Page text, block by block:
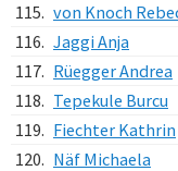
115. von Knoch
116. Jaggi Anja
117. Rüegger Andrea
118. Tepekule Burcu
119. Fiechter Kathrin
120. Näf Michaela